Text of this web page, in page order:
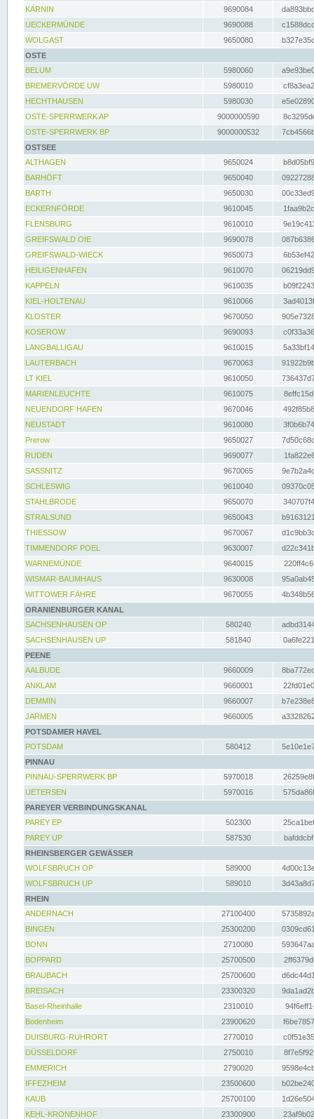
KARNIN
9690084
UECKERMÜNDE
9690088
WOLGAST
9650080
OSTE
BELUM
5980060
BREMERVÖRDE UW
5980010
HECHTHAUSEN
5980030
OSTE-SPERRWERK AP
9000000590
OSTE-SPERRWERK BP
9000000532
OSTSEE
ALTHAGEN
9650024
BARHÖFT
9650040
BARTH
9650030
ECKERNFÖRDE
9610045
FLENSBURG
9610010
GREIFSWALD OIE
9690078
GREIFSWALD-WIECK
9650073
HEILIGENHAFEN
9610070
KAPPELN
9610035
KIEL-HOLTENAU
9610066
KLOSTER
9670050
KOSEROW
9690093
LANGBALLIGAU
9610015
LAUTERBACH
9670063
LT KIEL
9610050
MARIENLEUCHTE
9610075
NEUENDORF HAFEN
9670046
NEUSTADT
9610080
Prerow
9650027
RUDEN
9690077
SASSNITZ
9670065
SCHLESWIG
9610040
STAHLBRODE
9650070
STRALSUND
9650043
THIESSOW
9670067
TIMMENDORF POEL
9630007
WARNEMÜNDE
9640015
WISMAR-BAUMHAUS
9630008
WITTOWER FÄHRE
9670055
ORANIENBURGER KANAL
SACHSENHAUSEN OP
580240
SACHSENHAUSEN UP
581840
PEENE
AALBUDE
9660009
ANKLAM
9660001
DEMMIN
9660007
JARMEN
9660005
POTSDAMER HAVEL
POTSDAM
580412
PINNAU
PINNAU-SPERRWERK BP
5970018
UETERSEN
5970016
PAREYER VERBINDUNGSKANAL
PAREY EP
502300
PAREY UP
587530
RHEINSBERGER GEWÄSSER
WOLFSBRUCH OP
589000
WOLFSBRUCH UP
589010
RHEIN
ANDERNACH
27100400
BINGEN
25300200
BONN
2710080
BOPPARD
25700500
BRAUBACH
25700600
BREISACH
23300320
Basel-Rheinhalle
2310010
Bodenheim
23900620
DUISBURG-RUHRORT
2770010
DÜSSELDORF
2750010
EMMERICH
2790020
IFFEZHEIM
23500600
KAUB
25700100
KEHL-KRONENHOF
23300900